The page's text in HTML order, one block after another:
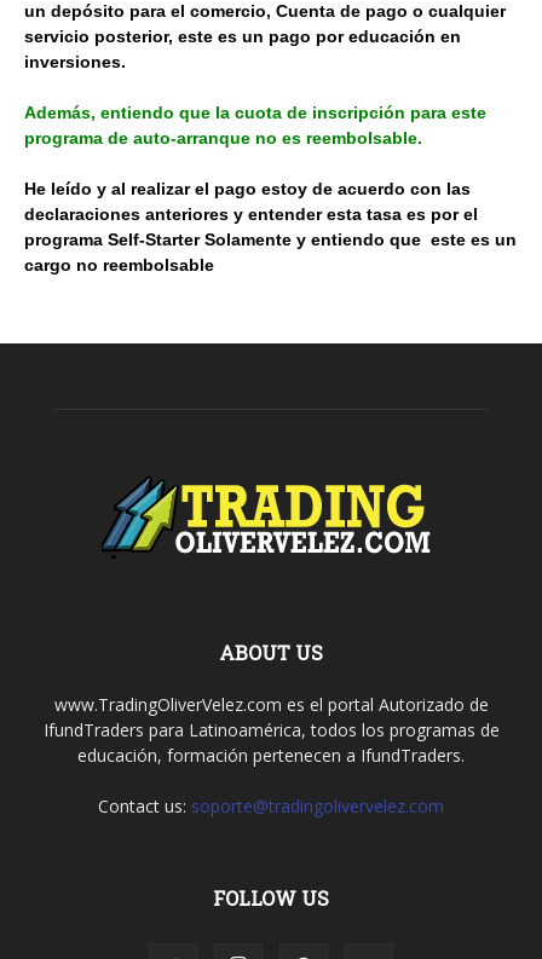
un depósito para el comercio, Cuenta de pago o cualquier
servicio posterior, este es un pago por educación en
inversiones.
Además, entiendo que la cuota de inscripción para este
programa de auto-arranque no es reembolsable.
He leído y al realizar el pago estoy de acuerdo con las
declaraciones anteriores y entender esta tasa es por el
programa Self-Starter Solamente y entiendo que este es un
cargo no reembolsable
ABOUT US
www.TradingOliverVelez.com es el portal Autorizado de
IfundTraders para Latinoamérica, todos los programas de
educación, formación pertenecen a IfundTraders.
Contact us: soporte@tradingolivervelez.com
FOLLOW US